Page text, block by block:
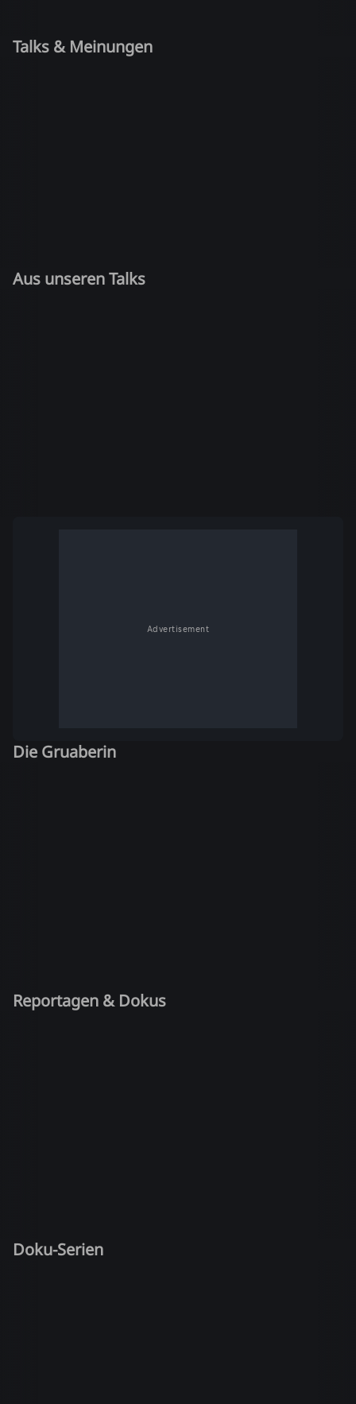
Talks & Meinungen
Aus unseren Talks
Advertisement
Die Gruaberin
Reportagen & Dokus
Doku-Serien